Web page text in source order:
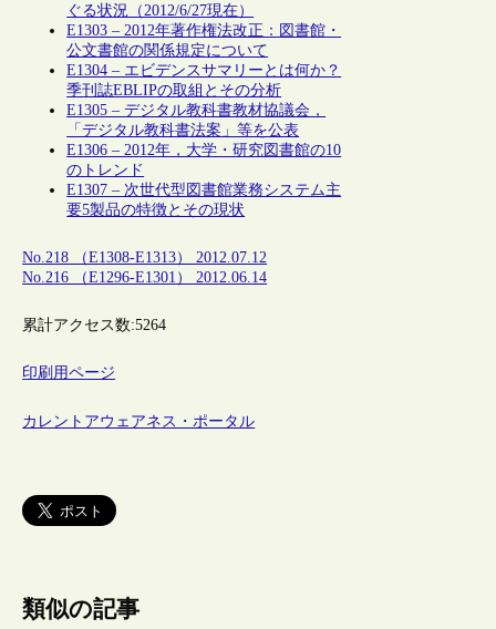
ぐる状況（2012/6/27現在）
E1303 – 2012年著作権法改正：図書館・
公文書館の関係規定について
E1304 – エビデンスサマリーとは何か？
季刊誌EBLIPの取組とその分析
E1305 – デジタル教科書教材協議会，
「デジタル教科書法案」等を公表
E1306 – 2012年，大学・研究図書館の10
のトレンド
E1307 – 次世代型図書館業務システム主
要5製品の特徴とその現状
No.218 （E1308-E1313） 2012.07.12
No.216 （E1296-E1301） 2012.06.14
累計アクセス数:5264
印刷用ページ
カレントアウェアネス・ポータル
類似の記事